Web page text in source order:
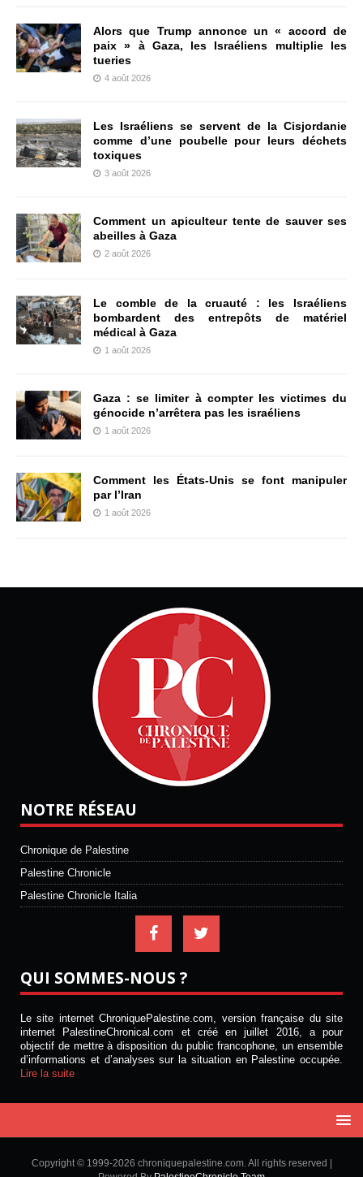
Alors que Trump annonce un « accord de
paix » à Gaza, les Israéliens multiplie les
tueries
4 août 2026
Les Israéliens se servent de la Cisjordanie
comme d’une poubelle pour leurs déchets
toxiques
3 août 2026
Comment un apiculteur tente de sauver ses
abeilles à Gaza
2 août 2026
Le comble de la cruauté : les Israéliens
bombardent des entrepôts de matériel
médical à Gaza
1 août 2026
Gaza : se limiter à compter les victimes du
génocide n’arrêtera pas les israéliens
1 août 2026
Comment les États-Unis se font manipuler
par l’Iran
1 août 2026
NOTRE RÉSEAU
Chronique de Palestine
Palestine Chronicle
Palestine Chronicle Italia
QUI SOMMES-NOUS ?
Le site internet ChroniquePalestine.com, version française du site
internet PalestineChronical.com et créé en juillet 2016, a pour
objectif de mettre à disposition du public francophone, un ensemble
d’informations et d’analyses sur la situation en Palestine occupée.
Lire la suite
Copyright © 1999-2026 chroniquepalestine.com. All rights reserved |